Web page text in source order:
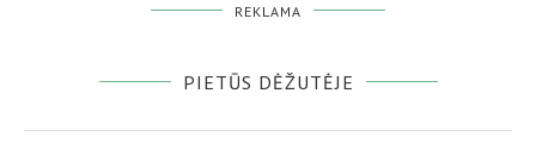
REKLAMA
PIETŪS DĖŽUTĖJE